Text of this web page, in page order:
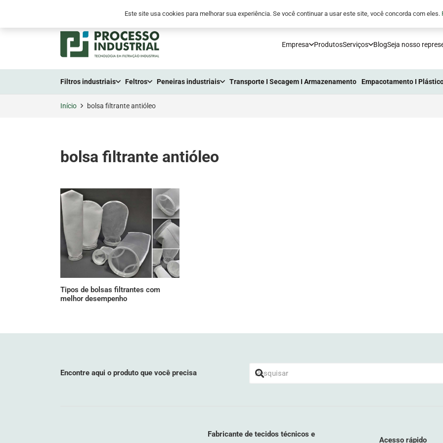
+55 (41) 2105-3300 +55 (41) 9 8794-6555 comunicacao@processoindustrial.com.br
Empresa ProdutosServiços BlogSeja nosso
Filtros industriais Feltros Peneiras industriais Transporte I Secagem I Armazenamento Empacotamento I
Início bolsa filtrante antióleo
bolsa filtrante antióleo
Tipos de bolsas filtrantes com
melhor desempenho
Encontre aqui o produto que você precisa
Fabricante de tecidos técnicos e
Acesso rápido
Este site usa cookies para melhorar sua experiência. Se você continuar a usar este site, você concorda com eles.